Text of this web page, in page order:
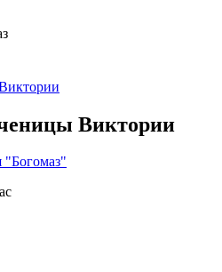
Виктории
"Богомаз"